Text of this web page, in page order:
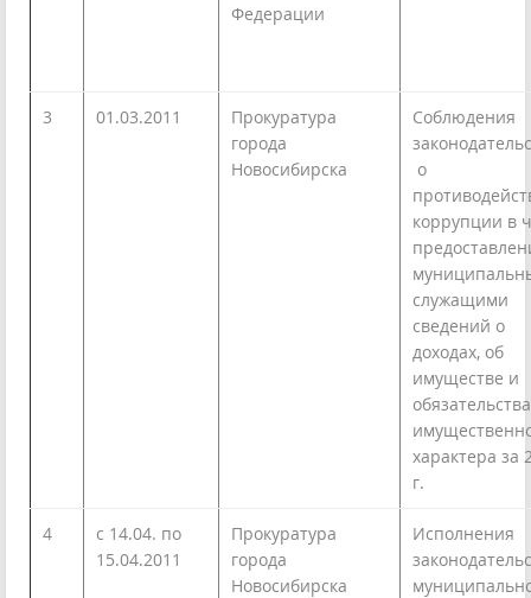
Федерации
3 01.03.2011
Прокуратура
города
Новосибирска
Соблюдения
о
коррупции в
служащими
сведений о
доходах, об
имуществе и
характера за
г.
4
с 14.04. по
15.04.2011
Прокуратура
города
Новосибирска
Исполнения